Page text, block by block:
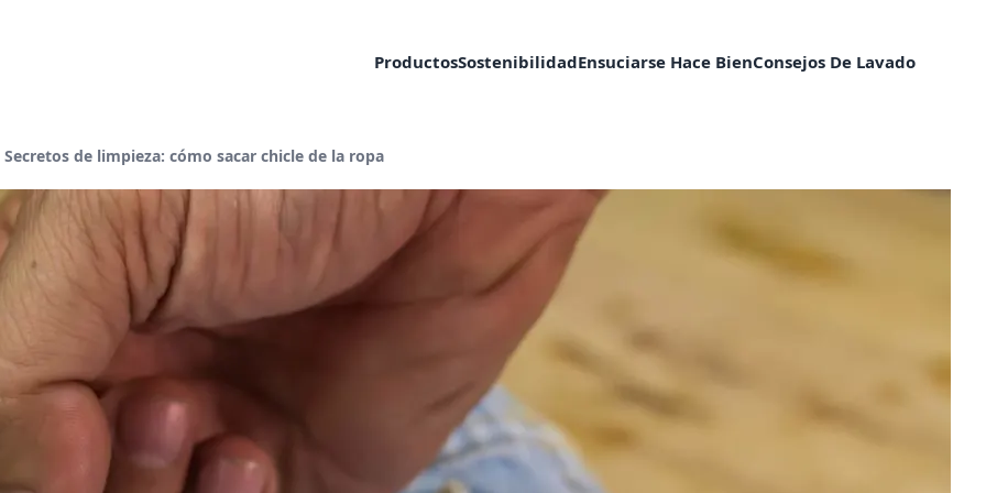
Productos​Sostenibilidad​Ensuciarse Hace BienConsejos De Lavado
Página actual:
Secretos de limpieza: cómo sacar chicle de la ropa